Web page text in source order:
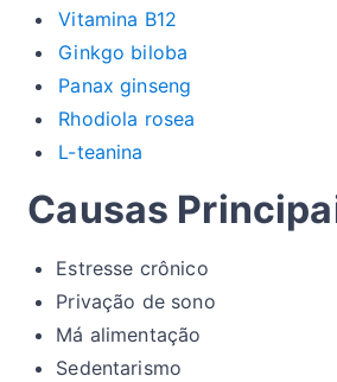
Vitamina B12
Ginkgo biloba
Panax ginseng
Rhodiola rosea
L-teanina
Causas
Estresse crônico
Privação de sono
Má alimentação
Sedentarismo